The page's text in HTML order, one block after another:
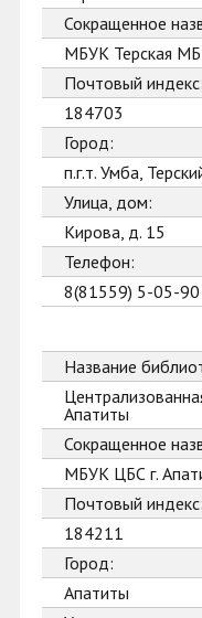
Сокращенное
МБУК Терская МБ
Почтовый индекс:
184703
Город:
п.г.т. Умба,
Улица, дом:
Кирова, д. 15
Телефон:
8(81559) 5-05-90
Название
Апатиты
Сокращенное
МБУК ЦБС г.
Почтовый индекс:
184211
Город:
Апатиты